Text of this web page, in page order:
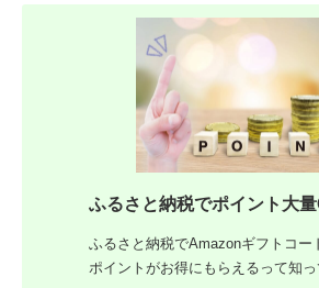
ふるさと納税でポイント大量
ふるさと納税でAmazonギフトコー
ポイントがお得にもらえるって知っ